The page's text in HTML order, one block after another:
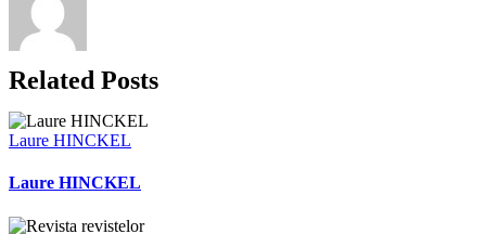
Related Posts
Laure HINCKEL
Laure HINCKEL